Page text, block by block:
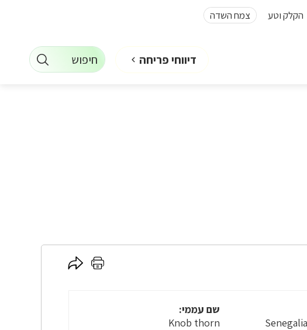
הקלק וטע צמח השדה
דיווחי פריחה חיפוש
לחץ
לחץ
שם עממי:
Knob thorn